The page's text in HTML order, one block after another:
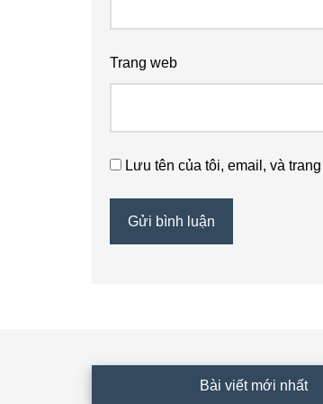
Trang web
Lưu tên của tôi, email, và
Bài viết mới nhất